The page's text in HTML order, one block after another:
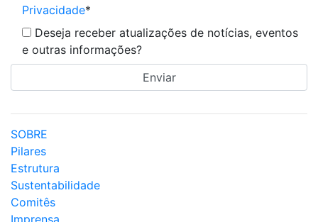
Privacidade*
Deseja receber atualizações de notícias, eventos
e outras informações?
SOBRE
Pilares
Estrutura
Sustentabilidade
Comitês
Imprensa